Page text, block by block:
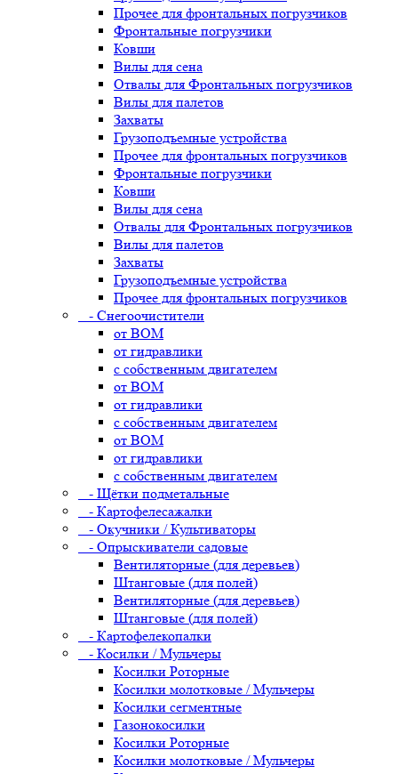
Прочее для фронтальных погрузчиков
Фронтальные погрузчики
Ковши
Вилы для сена
Отвалы для Фронтальных погрузчиков
Вилы для палетов
Захваты
Грузоподъемные устройства
Прочее для фронтальных погрузчиков
Фронтальные погрузчики
Ковши
Вилы для сена
Отвалы для Фронтальных погрузчиков
Вилы для палетов
Захваты
Грузоподъемные устройства
Прочее для фронтальных погрузчиков
- Снегоочистители
от ВОМ
от гидравлики
с собственным двигателем
от ВОМ
от гидравлики
с собственным двигателем
от ВОМ
от гидравлики
с собственным двигателем
- Щётки подметальные
- Картофелесажалки
- Окучники / Культиваторы
- Опрыскиватели садовые
Вентиляторные (для деревьев)
Штанговые (для полей)
Вентиляторные (для деревьев)
Штанговые (для полей)
- Картофелекопалки
- Косилки / Мульчеры
Косилки Роторные
Косилки молотковые / Мульчеры
Косилки сегментные
Газонокосилки
Косилки Роторные
Косилки молотковые / Мульчеры